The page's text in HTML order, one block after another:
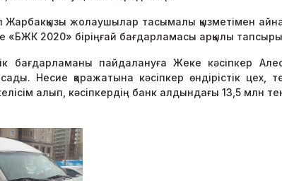
Жарбакқызы жолаушылар тасымалы қызметімен
«БЖК 2020» біріңғай бағдарламасы арқылы
бағдарламаны пайдалануға Жеке кәсіпкер
Несие қаражатына кәсіпкер өндірістік цех,
алып, кәсіпкердің банк алдындағы 13,5 млн